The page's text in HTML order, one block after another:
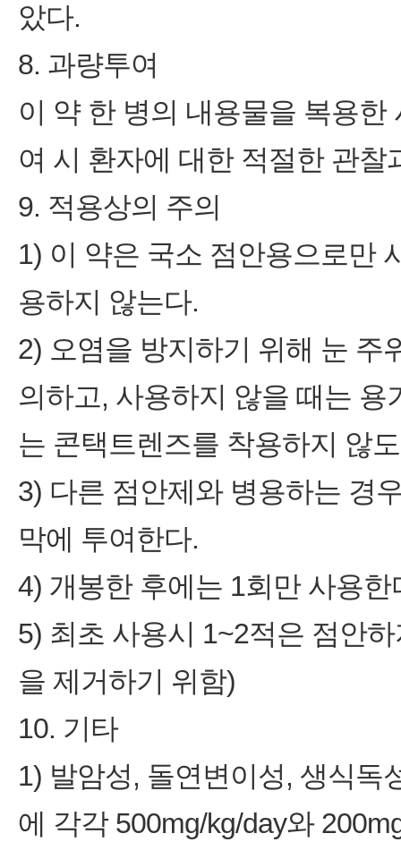
았다.
8. 과량투여
이 약 한 병의 내용물을 복용
여 시 환자에 대한 적절한 관찰
9. 적용상의 주의
1) 이 약은 국소 점안용으로만
용하지 않는다.
2) 오염을 방지하기 위해 눈 주
의하고, 사용하지 않을 때는
는 콘택트렌즈를 착용하지 않
3) 다른 점안제와 병용하는 경
막에 투여한다.
4) 개봉한 후에는 1회만 사용한
5) 최초 사용시 1~2적은 점안
을 제거하기 위함)
10. 기타
1) 발암성, 돌연변이성, 생식독
에 각각 500mg/kg/day와